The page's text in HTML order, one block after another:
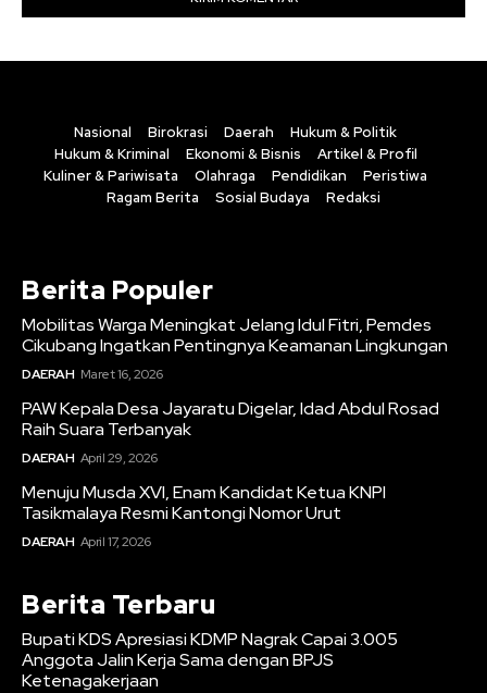
Nasional Birokrasi Daerah
Hukum & Politik
Hukum & Kriminal
Ekonomi & Bisnis
Artikel & Profil
Kuliner & Pariwisata
Olahraga Pendidikan
Peristiwa
Ragam Berita
Sosial Budaya Redaksi
Berita Populer
Mobilitas Warga Meningkat Jelang Idul Fitri, Pemdes
Cikubang Ingatkan Pentingnya Keamanan Lingkungan
DAERAH Maret 16, 2026
PAW Kepala Desa Jayaratu Digelar, Idad Abdul Rosad
Raih Suara Terbanyak
DAERAH April 29, 2026
Menuju Musda XVI, Enam Kandidat Ketua KNPI
Tasikmalaya Resmi Kantongi Nomor Urut
DAERAH April 17, 2026
Berita Terbaru
Bupati KDS Apresiasi KDMP Nagrak Capai 3.005
Anggota Jalin Kerja Sama dengan BPJS
Ketenagakerjaan